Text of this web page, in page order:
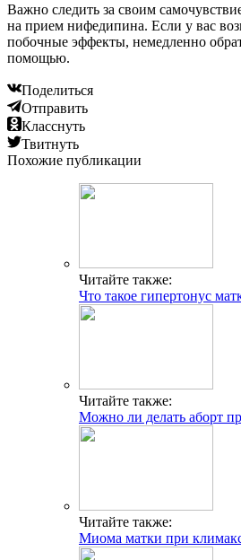
Важно следить за своим
на прием нифедипина. Если у вас
побочные эффекты, немедленно
помощью.
Поделиться
Отправить
Класснуть
Твитнуть
Похожие публикации
Читайте также:
Что такое гипертонус
Читайте также:
Можно ли делать аборт
Читайте также:
Миома матки при